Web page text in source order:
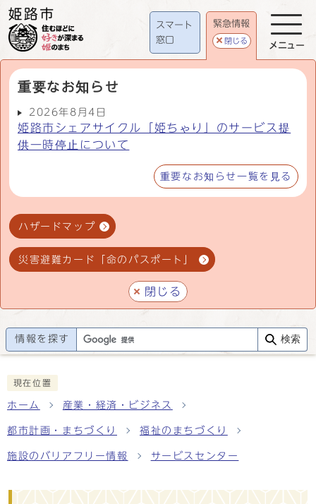
スマート
窓口
緊急情報
閉じる
重要なお知らせ
2026年8月4日
姫路市シェアサイクル「姫ちゃり」のサービス提
供一時停止について
重要なお知らせ一覧を見る
ハザードマップ
災害避難カード「命のパスポート」
閉じる
メニュー
情報を探す 検索
現在位置
ホーム 産業・経済・ビジネス
都市計画・まちづくり 福祉のまちづくり
施設のバリアフリー情報 サービスセンター